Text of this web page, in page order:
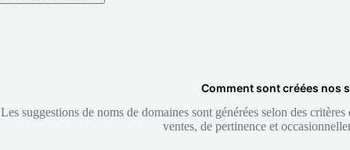
Comment sont créées nos
Les suggestions de noms de domaines sont générées selon des
ventes, de pertinence et